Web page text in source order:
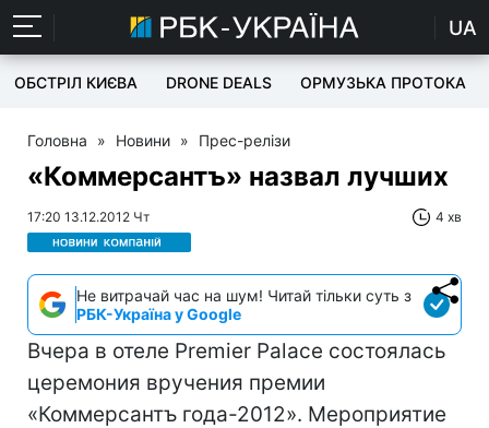
UA
ОБСТРІЛ КИЄВА DRONE DEALS ОРМУЗЬКА ПРОТОКА
Головна » Новини » Прес-релізи
«Коммерсантъ» назвал лучших
17:20 13.12.2012 Чт 4 хв
Не витрачай час на шум! Читай тільки суть з
РБК-Україна у Google
Вчера в отеле Premier Palace состоялась
церемония вручения премии
«Коммерсантъ года-2012». Мероприятие